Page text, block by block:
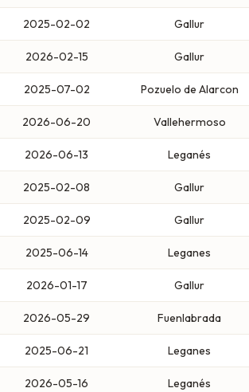
2025-02-02 Gallur
2026-02-15 Gallur
2025-07-02 Pozuelo de Alarcon
2026-06-20 Vallehermoso
2026-06-13 Leganés
2025-02-08 Gallur
2025-02-09 Gallur
2025-06-14 Leganes
2026-01-17 Gallur
2026-05-29 Fuenlabrada
2025-06-21 Leganes
2026-05-16 Leganés